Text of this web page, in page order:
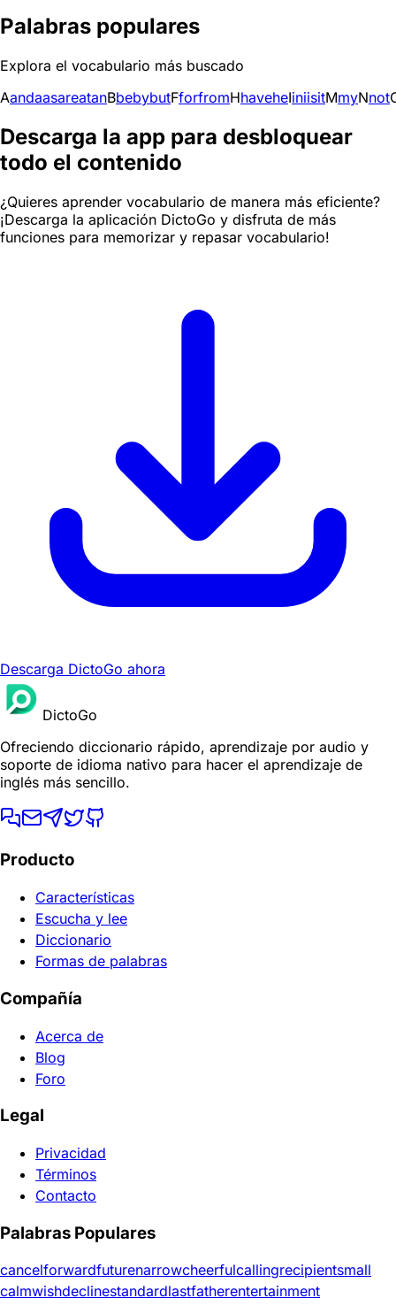
Palabras populares
Explora el vocabulario más buscado
AandaasareatanBbebybutFforfromHhaveheIiniisitMmyNnot
Descarga la app para desbloquear
todo el contenido
¿Quieres aprender vocabulario de manera más eficiente?
¡Descarga la aplicación DictoGo y disfruta de más
funciones para memorizar y repasar vocabulario!
Descarga DictoGo ahora
DictoGo
Ofreciendo diccionario rápido, aprendizaje por audio y
soporte de idioma nativo para hacer el aprendizaje de
inglés más sencillo.
Producto
Características
Escucha y lee
Diccionario
Formas de palabras
Compañía
Acerca de
Blog
Foro
Legal
Privacidad
Términos
Contacto
Palabras Populares
cancelforwardfuturenarrowcheerfulcallingrecipientsmall
calmwishdeclinestandardlastfatherentertainment